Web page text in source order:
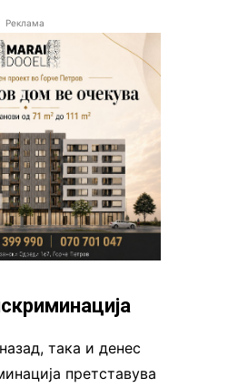
Реклама
така и денес
претставува